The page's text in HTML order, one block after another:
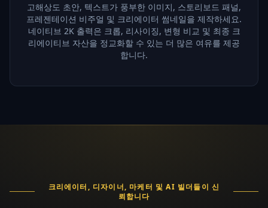
고해상도 초안, 텍스트가 풍부한 이미지, 스토리보드 패널,
프레젠테이션 비주얼 및 크리에이터 썸네일을 제작하세요.
네이티브 2K 출력은 크롭, 리사이징, 변형 비교 및 최종 크
리에이티브 자산을 정교화할 수 있는 더 많은 여유를 제공
합니다.
크리에이터, 디자이너, 마케터 및 AI 빌더들이 신
뢰합니다